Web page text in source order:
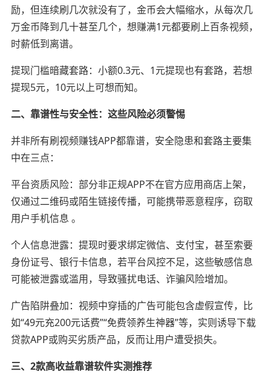
励，但连续刷几次就没有了，金币会大幅缩水，从每次几
万金币降到几十甚至几个，想赚满1元都要刷上百条视频，
时薪低到离谱。
提现门槛暗藏套路：小额0.3元、1元提现也有套路，若想
提现5元，10元以上可想而知。
二、靠谱性与安全性：这些风险必须警惕
并非所有刷视频赚钱APP都靠谱，安全隐患和套路主要集
中在三点：
平台资质风险：部分非正规APP不在官方应用商店上架，
仅通过二维码或陌生链接传播，可能携带恶意程序，窃取
用户手机信息 。
个人信息泄露：提现时要求绑定微信、支付宝，甚至索要
身份证号、银行卡信息，若平台风控不足，这些敏感信息
可能被泄露或滥用，导致骚扰电话、诈骗风险增加。
广告陷阱叠加：视频中穿插的广告可能包含虚假宣传，比
如“49元充200元话费”“免费领养生神器”等，实则诱导下载
贷款APP或购买劣质产品，反而让用户遭受损失。
三、2款高收益靠谱软件实测推荐